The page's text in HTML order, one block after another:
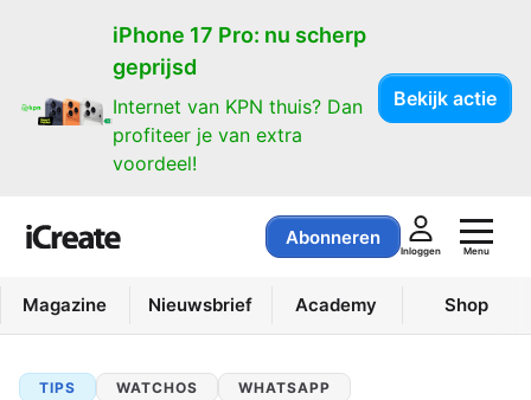
iPhone 17 Pro: nu scherp
geprijsd
Internet van KPN thuis? Dan
profiteer je van extra
voordeel!
Bekijk actie
Abonneren
Inloggen Menu
Magazine Nieuwsbrief Academy Shop
TIPS WATCHOS WHATSAPP